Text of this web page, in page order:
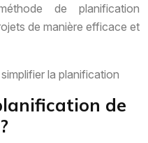
de planification
de manière efficace et
la planification
de